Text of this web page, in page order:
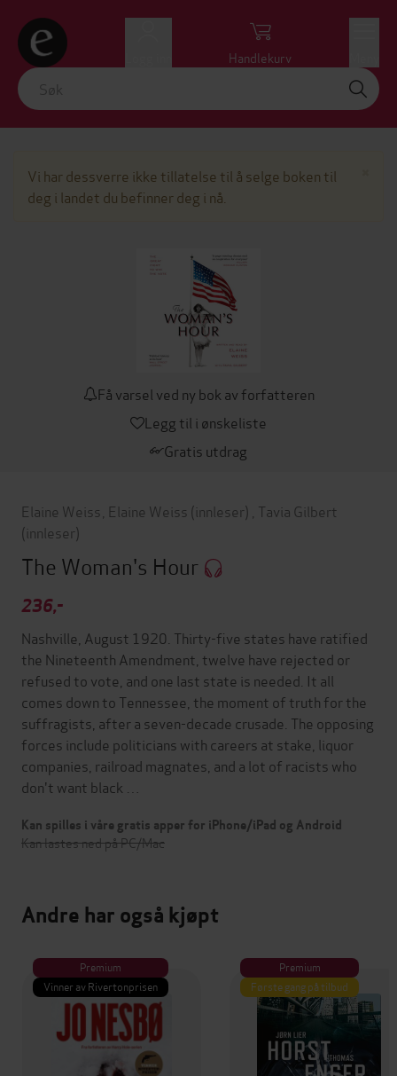
Handlekurv
Vi har dessverre ikke tillatelse til å selge boken til
deg i landet du befinner deg i nå.
Få varsel ved ny bok av forfatteren
Legg til i ønskeliste
Gratis utdrag
Elaine Weiss Elaine Weiss (innleser) Tavia Gilbert
(innleser)
The Woman's Hour
236,-
Nashville, August 1920. Thirty-five states have ratified
the Nineteenth Amendment, twelve have rejected or
refused to vote, and one last state is needed. It all
comes down to Tennessee, the moment of truth for the
suffragists, after a seven-decade crusade. The opposing
forces include politicians with careers at stake, liquor
companies, railroad magnates, and a lot of racists who
don't want black …
Kan spilles i våre gratis apper for iPhone/iPad og Android
Kan lastes ned på PC/Mac
Andre har også kjøpt
Premium
Vinner av Rivertonprisen
Premium
Første gang på tilbud